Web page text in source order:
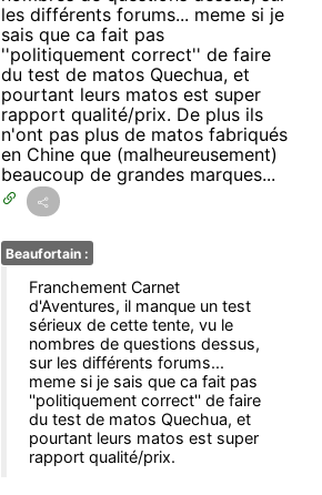
les différents forums... meme si je
sais que ca fait pas
''politiquement correct'' de faire
du test de matos Quechua, et
pourtant leurs matos est super
rapport qualité/prix. De plus ils
n'ont pas plus de matos fabriqués
en Chine que (malheureusement)
beaucoup de grandes marques...
Beaufortain :
Franchement Carnet
d'Aventures, il manque un test
sérieux de cette tente, vu le
nombres de questions dessus,
sur les différents forums...
meme si je sais que ca fait pas
''politiquement correct'' de faire
du test de matos Quechua, et
pourtant leurs matos est super
rapport qualité/prix.